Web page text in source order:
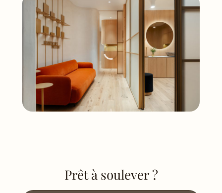
Prêt à soulever ?